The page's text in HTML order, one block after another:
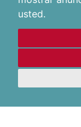
usted.